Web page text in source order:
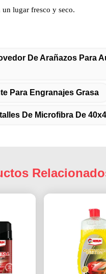
lugar fresco y seco.
De Arañazos Para
Para Engranajes Grasa
De Microfibra De